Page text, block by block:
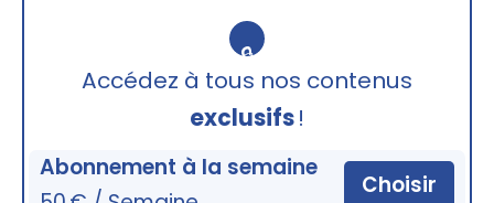
🔒
Accédez à tous nos contenus
exclusifs!
Abonnement à la semaine
Choisir